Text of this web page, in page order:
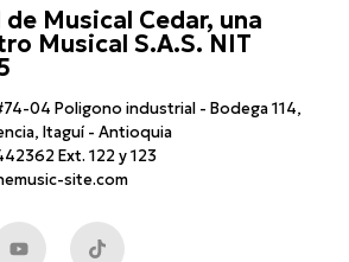
Musical Cedar, una
Musical S.A.S. NIT
04 Poligono industrial - Bodega 114,
Itaguí - Antioquia
Ext. 122 y 123
site.com